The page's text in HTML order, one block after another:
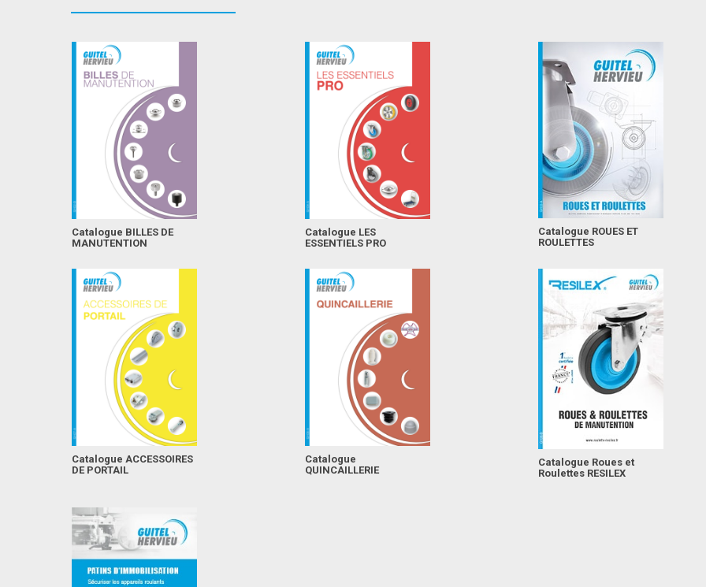
Catalogue BILLES DE
MANUTENTION
Catalogue LES
ESSENTIELS PRO
Catalogue ROUES ET
ROULETTES
Catalogue ACCESSOIRES
DE PORTAIL
Catalogue
QUINCAILLERIE
Catalogue Roues et
Roulettes RESILEX